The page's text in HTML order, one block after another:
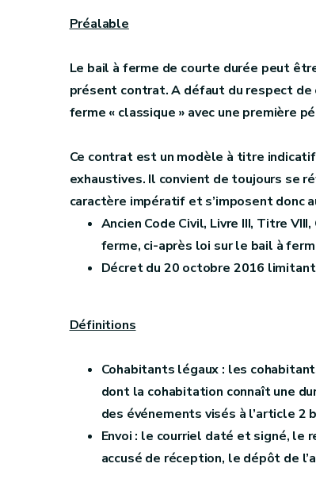
Préalable
Le bail à ferme de courte durée peut
présent contrat. A défaut du respect
ferme « classique » avec une première
Ce contrat est un modèle à titre
exhaustives. Il convient de toujours se
caractère impératif et s’imposent donc
Ancien Code Civil, Livre III, Titre
ferme, ci-après loi sur le bail à
Décret du 20 octobre 2016
Définitions
Cohabitants légaux : les
dont la cohabitation connaît une
des événements visés à l’article 2
Envoi : le courriel daté et signé, le
accusé de réception, le dépôt de